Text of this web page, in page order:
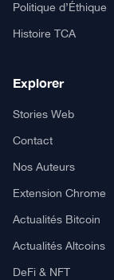
Politique d’Éthique
Histoire TCA
Explorer
Stories Web
Contact
Nos Auteurs
Extension Chrome
Actualités Bitcoin
Actualités Altcoins
DeFi & NFT